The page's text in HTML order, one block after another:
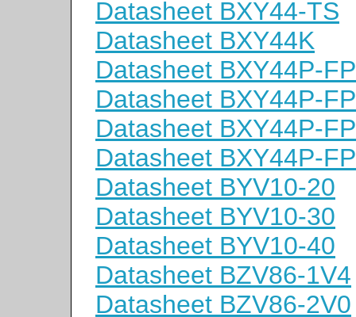
Datasheet BXY44-TS
Datasheet BXY44K
Datasheet BXY44P-
Datasheet BXY44P-
Datasheet BXY44P-
Datasheet BXY44P-
Datasheet BYV10-20
Datasheet BYV10-30
Datasheet BYV10-40
Datasheet BZV86-1V4
Datasheet BZV86-2V0